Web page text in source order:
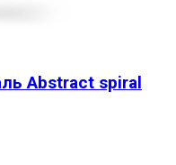
Abstract spiral